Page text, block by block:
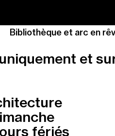
Bibliothèque et arc en
et
fériés